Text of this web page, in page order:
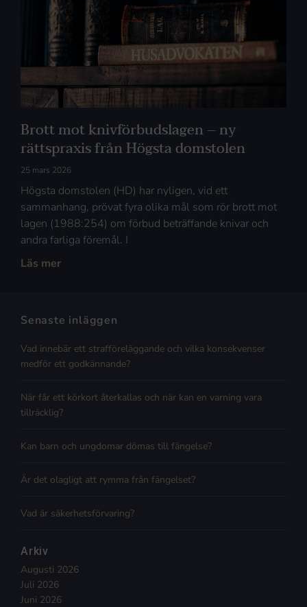
Brott mot knivförbudslagen – ny
rättspraxis från Högsta domstolen
25 mars 2026
Högsta domstolen (HD) har nyligen, vid ett
sammanhang, prövat fyra olika mål som rör brott mot
lagen (1988:254) om förbud beträffande knivar och
andra farliga föremål. I
Läs mer
Senaste inläggen
Vad innebär ett strafföreläggande och vilka konsekvenser
medför ett godkännande?
När får ett körkort återkallas och när kan en varning vara
tillräcklig?
Kan barn och ungdomar dömas till fängelse?
Är det olagligt att rymma från fängelset?
Vad är säkerhetsförvaring?
Arkiv
Augusti 2026
Juli 2026
Juni 2026